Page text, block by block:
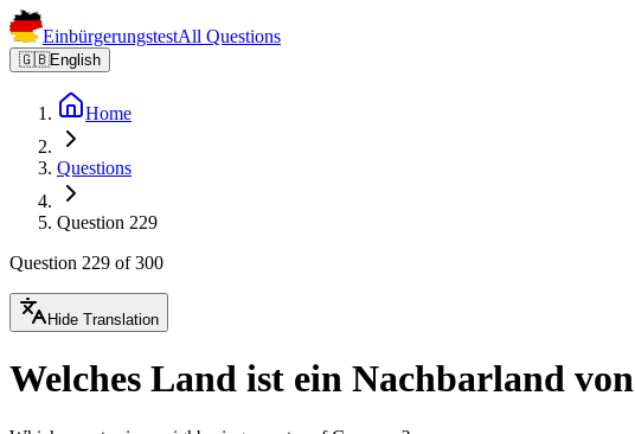
EinbürgerungstestAll Questions
🇬🇧English
Home
Questions
Question 229
Question 229 of 300
Hide Translation
Welches Land ist ein Nachbarland